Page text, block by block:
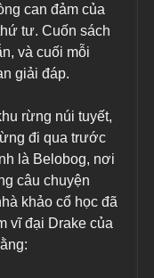
can đảm của
tư. Cuốn sách
và cuối mỗi
giải đáp.
rừng núi tuyết,
đi qua trước
là Belobog, nơi
câu chuyện
khảo cổ học đã
vĩ đại Drake của